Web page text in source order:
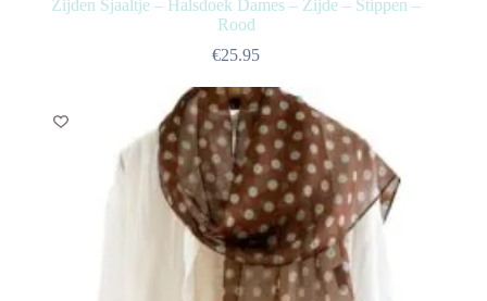
Zijden Sjaaltje – Halsdoek Dames – Zijde – Stippen –
Rood
€25.95